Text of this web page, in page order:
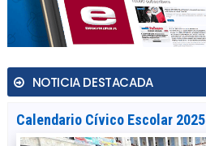
NOTICIA DESTACADA
Calendario Cívico Escolar 2025